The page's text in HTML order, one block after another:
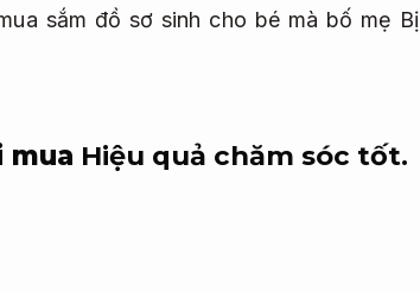
sắm đồ sơ sinh cho bé mà bố mẹ Bị
mua Hiệu quả chăm sóc tốt.